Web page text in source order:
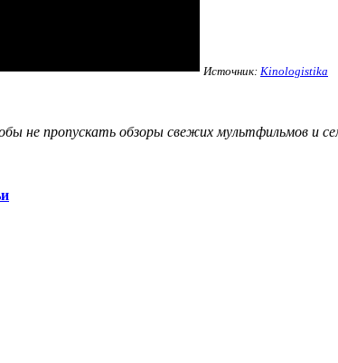
Источник: Kinologistika
не пропускать обзоры свежих мультфильмов и